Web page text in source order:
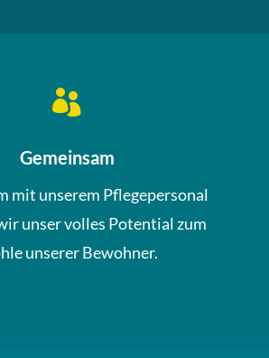

Gemeinsam
mit unserem Pflegepersonal
unser volles Potential zum
unserer Bewohner.